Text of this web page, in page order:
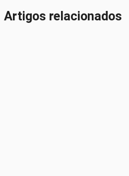
Artigos relacionados